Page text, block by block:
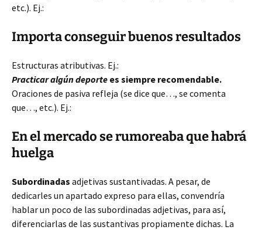
etc.). Ej.:
Importa conseguir buenos resultados
Estructuras atributivas. Ej.:
Practicar algún deporte es siempre recomendable.
Oraciones de pasiva refleja (se dice que…, se comenta
que…, etc.). Ej.:
En el mercado se rumoreaba que habrá
huelga
Subordinadas adjetivas sustantivadas. A pesar, de
dedicarles un apartado expreso para ellas, convendría
hablar un poco de las subordinadas adjetivas, para así,
diferenciarlas de las sustantivas propiamente dichas. La